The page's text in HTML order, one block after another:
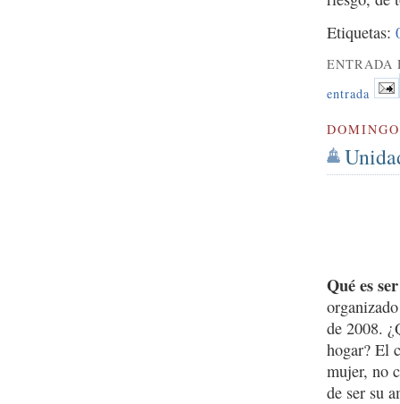
Etiquetas:
ENTRADA
entrada
Qué es
de 2008.
hogar? El
mujer, no
de ser su